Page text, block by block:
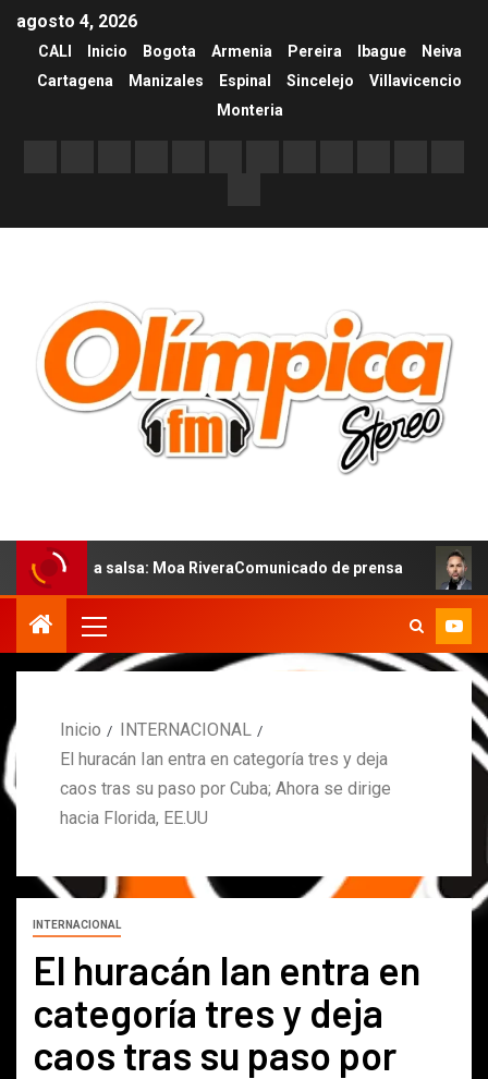
agosto 4, 2026
CALI Inicio Bogota Armenia Pereira Ibague
Neiva
Cartagena
Manizales Espinal Sincelejo
Villavicencio
Monteria
salsa: Moa RiveraComunicado de prensa MARCOS
Inicio
INTERNACIONAL
El huracán Ian entra en categoría tres y deja
caos tras su paso por Cuba; Ahora se dirige
hacia Florida, EE.UU
INTERNACIONAL
El huracán Ian entra en
categoría tres y deja
caos tras su paso por